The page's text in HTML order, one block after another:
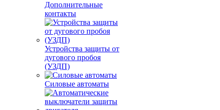
Дополнительные
контакты
Устройства защиты от
дугового пробоя
(УЗДП)
Силовые автоматы